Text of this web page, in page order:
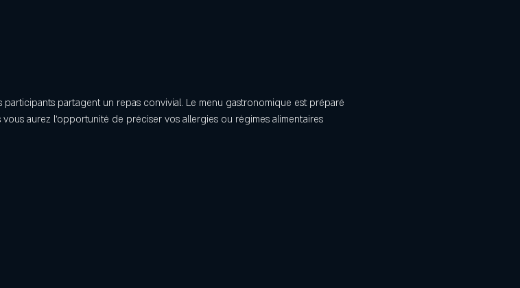
partagent un repas convivial. Le menu gastronomique est préparé
aurez l’opportunité de préciser vos allergies ou régimes alimentaires